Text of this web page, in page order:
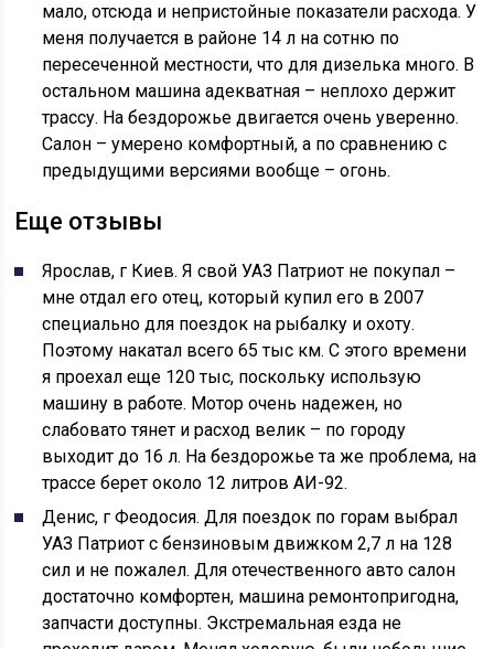
мало, отсюда и непристойные показатели расхода. У
меня получается в районе 14 л на сотню по
пересеченной местности, что для дизелька много. В
остальном машина адекватная – неплохо держит
трассу. На бездорожье двигается очень уверенно.
Салон – умерено комфортный, а по сравнению с
предыдущими версиями вообще – огонь.
Еще отзывы
Ярослав, г Киев. Я свой УАЗ Патриот не покупал –
мне отдал его отец, который купил его в 2007
специально для поездок на рыбалку и охоту.
Поэтому накатал всего 65 тыс км. С этого времени
я проехал еще 120 тыс, поскольку использую
машину в работе. Мотор очень надежен, но
слабовато тянет и расход велик – по городу
выходит до 16 л. На бездорожье та же проблема, на
трассе берет около 12 литров АИ-92.
Денис, г Феодосия. Для поездок по горам выбрал
УАЗ Патриот с бензиновым движком 2,7 л на 128
сил и не пожалел. Для отечественного авто салон
достаточно комфортен, машина ремонтопригодна,
запчасти доступны. Экстремальная езда не